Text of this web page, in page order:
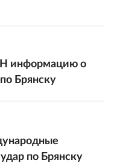
информацию о
Брянску
по Брянску